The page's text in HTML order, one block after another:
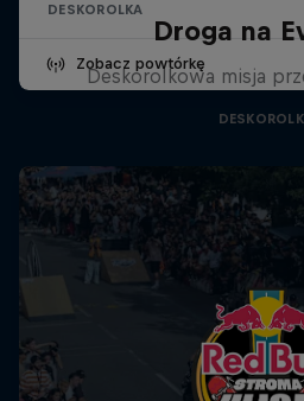
DESKOROLKA
Zobacz powtórkę
Droga na
Deskorolkowa misja